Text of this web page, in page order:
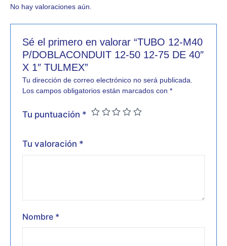
No hay valoraciones aún.
Sé el primero en valorar “TUBO 12-M40
P/DOBLACONDUIT 12-50 12-75 DE 40″
X 1″ TULMEX”
Tu dirección de correo electrónico no será publicada.
Los campos obligatorios están marcados con*
Tu puntuación *
Tu valoración *
Nombre *